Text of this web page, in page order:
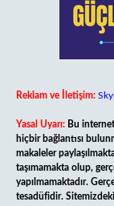
Reklam ve İletişim:
Yasal Uyarı: Bu
hiçbir bağlantısı
makaleler
taşımamakta olup,
yapılmamaktadır.
tesadüfidir.